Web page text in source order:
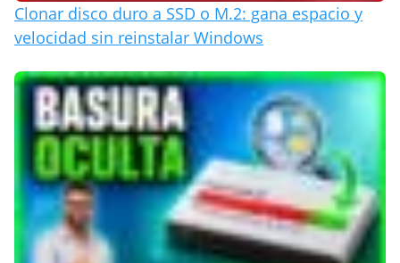
Clonar disco duro a SSD o M.2: gana espacio y
velocidad sin reinstalar Windows